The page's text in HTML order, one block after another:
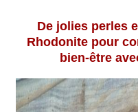
De jolies perles
Rhodonite pour
bien-être